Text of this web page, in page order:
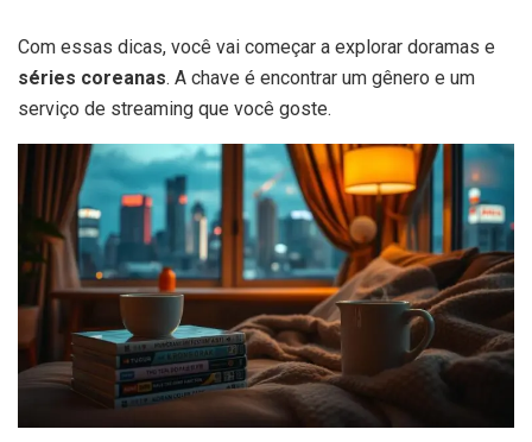
Com essas dicas, você vai começar a explorar doramas e
séries coreanas. A chave é encontrar um gênero e um
serviço de streaming que você goste.